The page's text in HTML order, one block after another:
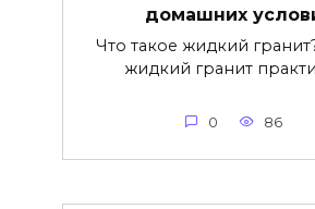
домашних
Что такое жидкий
жидкий гранит
0 86